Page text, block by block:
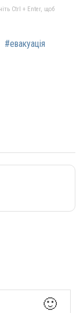
Ctrl + Enter, щоб
#евакуація
🙂